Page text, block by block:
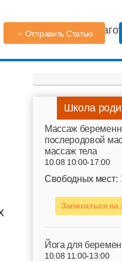
Детский сад
Отправить Статью
Школа
Mассаж
послеродовой
массаж тела
10.08 10:00-17:00
Свободных мест:
Записаться на
Йога для
10.08 11:00-13:00